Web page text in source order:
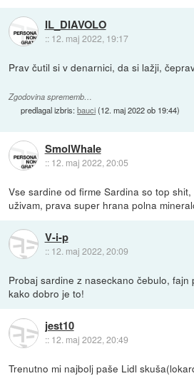
IL_DIAVOLO
:: 12. maj 2022, 19:17
Prav čutil si v denarnici, da si lažji,
Zgodovina sprememb…
predlagal izbris:bauci(12. maj 2022 ob 19:44)
SmolWhale
:: 12. maj 2022, 20:05
Vse sardine od firme Sardina so top
uživam, prava super hrana polna
V-i-p
:: 12. maj 2022, 20:09
Probaj sardine z naseckano čebulo, fajn
kako dobro je to!
jest10
:: 12. maj 2022, 20:49
Trenutno mi najbolj paše Lidl